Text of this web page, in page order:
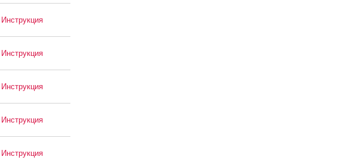
Инструкция
Инструкция
Инструкция
Инструкция
Инструкция